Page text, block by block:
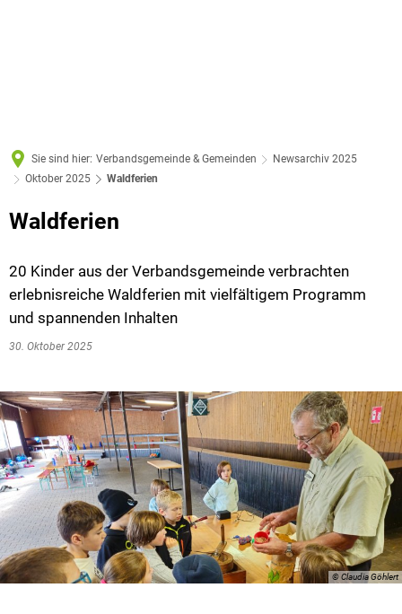
Sie sind hier: Verbandsgemeinde & Gemeinden
Newsarchiv 2025
Oktober 2025
Waldferien
Waldferien
20 Kinder aus der Verbandsgemeinde verbrachten
erlebnisreiche Waldferien mit vielfältigem Programm
und spannenden Inhalten
30. Oktober 2025
© Claudia Göhlert